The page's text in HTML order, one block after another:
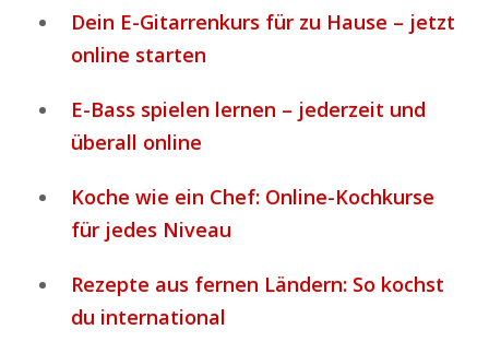
Dein E-Gitarrenkurs für zu Hause – jetzt
online starten
E-Bass spielen lernen – jederzeit und
überall online
Koche wie ein Chef: Online-Kochkurse
für jedes Niveau
Rezepte aus fernen Ländern: So kochst
du international